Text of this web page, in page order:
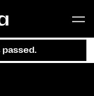
passed.